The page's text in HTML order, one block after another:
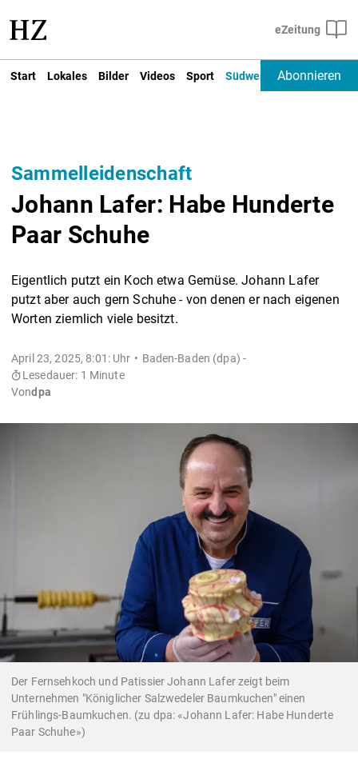
Start Lokales Bilder Videos Sport Südwest Deutschland
Abonnieren
Sammelleidenschaft
Johann Lafer: Habe Hunderte
Paar Schuhe
Eigentlich putzt ein Koch etwa Gemüse. Johann Lafer
putzt aber auch gern Schuhe - von denen er nach eigenen
Worten ziemlich viele besitzt.
April 23, 2025, 8:01: Uhr
Baden-Baden (dpa) -
Lesedauer: 1 Minute
Vondpa
Der Fernsehkoch und Patissier Johann Lafer zeigt beim
Unternehmen "Königlicher Salzwedeler Baumkuchen" einen
Frühlings-Baumkuchen. (zu dpa: «Johann Lafer: Habe Hunderte
Paar Schuhe»)